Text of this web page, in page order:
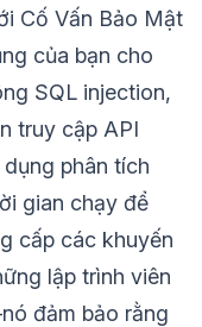
Cố Vấn Bảo Mật
của bạn cho
SQL injection,
truy cập API
phân tích
gian chạy để
cấp các khuyến
lập trình viên
đảm bảo rằng